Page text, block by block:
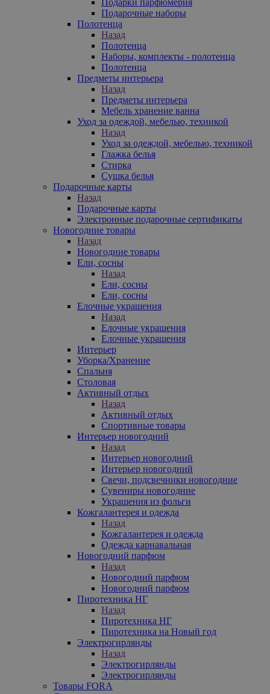
Подарочные наборы
Полотенца
Назад
Полотенца
Наборы, комплекты - полотенца
Полотенца
Предметы интерьера
Назад
Предметы интерьера
Мебель хранение ванна
Уход за одеждой, мебелью, техникой
Назад
Уход за одеждой, мебелью, техникой
Глажка белья
Стирка
Сушка белья
Подарочные карты
Назад
Подарочные карты
Электронные подарочные сертификаты
Новогодние товары
Назад
Новогодние товары
Ели, сосны
Назад
Ели, сосны
Ели, сосны
Елочные украшения
Назад
Елочные украшения
Елочные украшения
Интерьер
Уборка/Хранение
Спальня
Столовая
Активный отдых
Назад
Активный отдых
Спортивные товары
Интерьер новогодний
Назад
Интерьер новогодний
Интерьер новогодний
Свечи, подсвечники новогодние
Сувениры новогодние
Украшения из фольги
Кожгалантерея и одежда
Назад
Кожгалантерея и одежда
Одежда карнавальная
Новогодний парфюм
Назад
Новогодний парфюм
Новогодний парфюм
Пиротехника НГ
Назад
Пиротехника НГ
Пиротехника на Новый год
Электрогирлянды
Назад
Электрогирлянды
Электрогирлянды
Товары FORA